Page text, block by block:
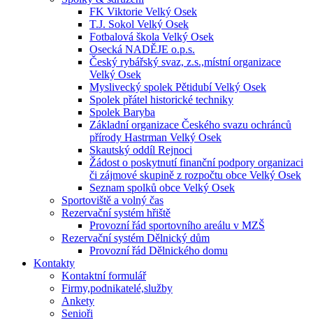
FK Viktorie Velký Osek
T.J. Sokol Velký Osek
Fotbalová škola Velký Osek
Osecká NADĚJE o.p.s.
Český rybářský svaz, z.s.,místní organizace
Velký Osek
Myslivecký spolek Pětidubí Velký Osek
Spolek přátel historické techniky
Spolek Baryba
Základní organizace Českého svazu ochránců
přírody Hastrman Velký Osek
Skautský oddíl Rejnoci
Žádost o poskytnutí finanční podpory organizaci
či zájmové skupině z rozpočtu obce Velký Osek
Seznam spolků obce Velký Osek
Sportoviště a volný čas
Rezervační systém hřiště
Provozní řád sportovního areálu v MZŠ
Rezervační systém Dělnický dům
Provozní řád Dělnického domu
Kontakty
Kontaktní formulář
Firmy,podnikatelé,služby
Ankety
Senioři